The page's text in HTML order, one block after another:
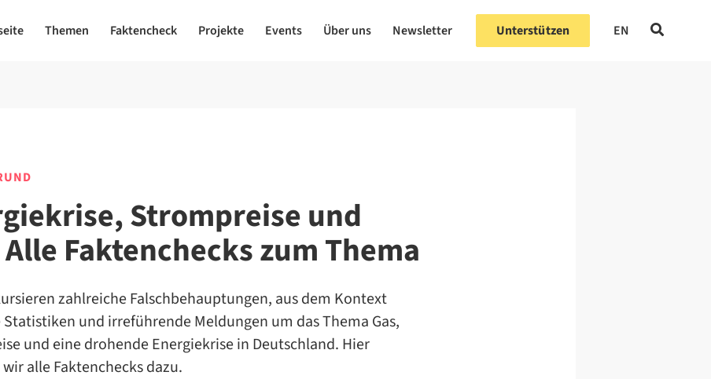
Themen Faktencheck Projekte Events Über uns Newsletter Unterstützen EN
Strompreise und
Alle Faktenchecks zum Thema
zahlreiche Falschbehauptungen, aus dem Kontext
Statistiken und irreführende Meldungen um das Thema Gas,
und eine drohende Energiekrise in Deutschland. Hier
alle Faktenchecks dazu.